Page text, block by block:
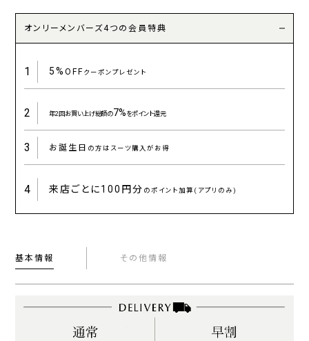
オンリーメンバーズ4つの会員特典
1 5%OFFクーポンプレゼント
2 年2回お買い上げ総額の7%をポイント還元
3 お誕生日 の方はスーツ購入がお得
4 来店ごとに100円分 のポイント加算(アプリのみ)
基本情報 その他情報